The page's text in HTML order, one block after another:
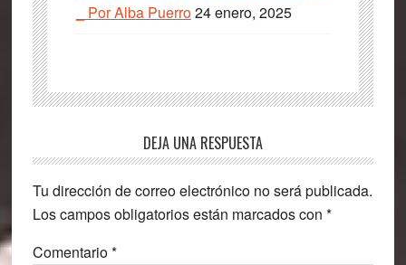
_ Por Alba Puerro24 enero, 2025
Interacciones
con
los
lectores
DEJA UNA RESPUESTA
Tu dirección de correo electrónico no será publicada.
Los campos obligatorios están marcados con *
Comentario*